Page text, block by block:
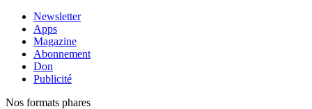
Newsletter
Apps
Magazine
Abonnement
Don
Publicité
Nos formats phares